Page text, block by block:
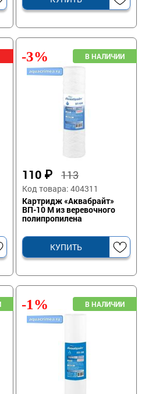
110 ₽113
Код товара: 404311
Картридж «Аквабрайт»
ВП-10 М из веревочного
полипропилена
КУПИТЬ
-3%
-1%